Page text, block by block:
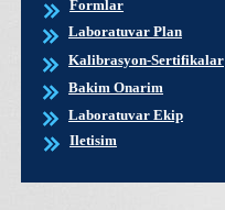
Formlar
Laboratuvar Plan
Kalibrasyon-Sertifikalar
Bakim Onarim
Laboratuvar Ekip
Iletisim